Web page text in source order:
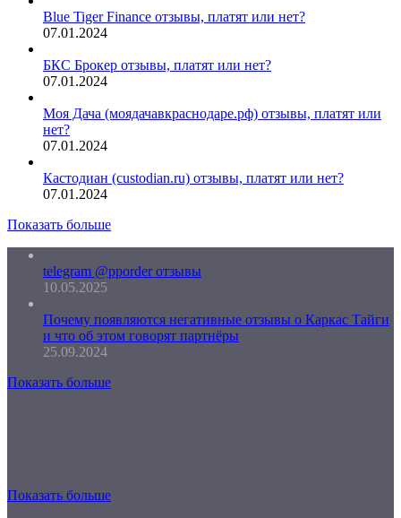
Blue Tiger Finance отзывы, платят или нет?
07.01.2024
БКС Брокер отзывы, платят или нет?
07.01.2024
Моя Дача (моядачавкраснодаре.рф) отзывы, платят или
нет?
07.01.2024
Кастодиан (custodian.ru) отзывы, платят или нет?
07.01.2024
Показать больше
telegram @pporder отзывы
10.05.2025
Почему появляются негативные отзывы о Каркас Тайги
и что об этом говорят партнёры
25.09.2024
Показать больше
Показать больше